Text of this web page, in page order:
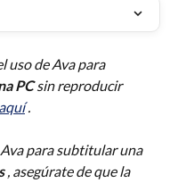
uso de Ava para
PC sin reproducir
.
para subtitular una
, asegúrate de que la